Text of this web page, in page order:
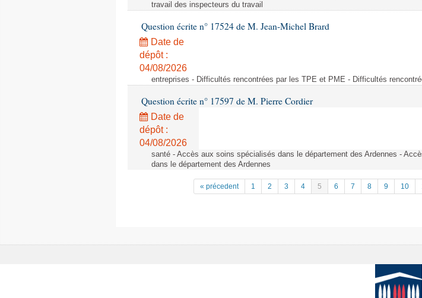
travail des inspecteurs du travail
Question écrite n° 17524 de M. Jean-Michel Brard
Date de
dépôt :
04/08/2026
entreprises - Difficultés rencontrées par les TPE et PME - Difficultés
Question écrite n° 17597 de M. Pierre Cordier
Date de
dépôt :
04/08/2026
santé - Accès aux soins spécialisés dans le département des Ardennes -
dans le département des Ardennes
« précedent 1 2 3 4 5 6 7 8 9 10